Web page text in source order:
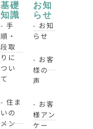
基礎
知識
- 手
順・
段取
りに
つい
て
- 住ま
いの
メン
お知
らせ
- お知
らせ
- お客
様の
声
- お客
様アン
ケー